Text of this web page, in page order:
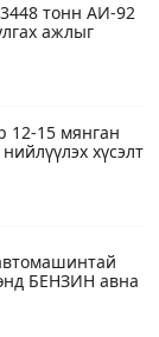
тонн АИ-92
ажлыг
12-15 мянган
хүсэлт
БЕНЗИН авна